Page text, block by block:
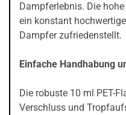
Dampferlebnis. Die
ein konstant
Dampfer zufriedenstellt.
Einfache Handhabung
Die robuste 10 ml PET-
Verschluss und